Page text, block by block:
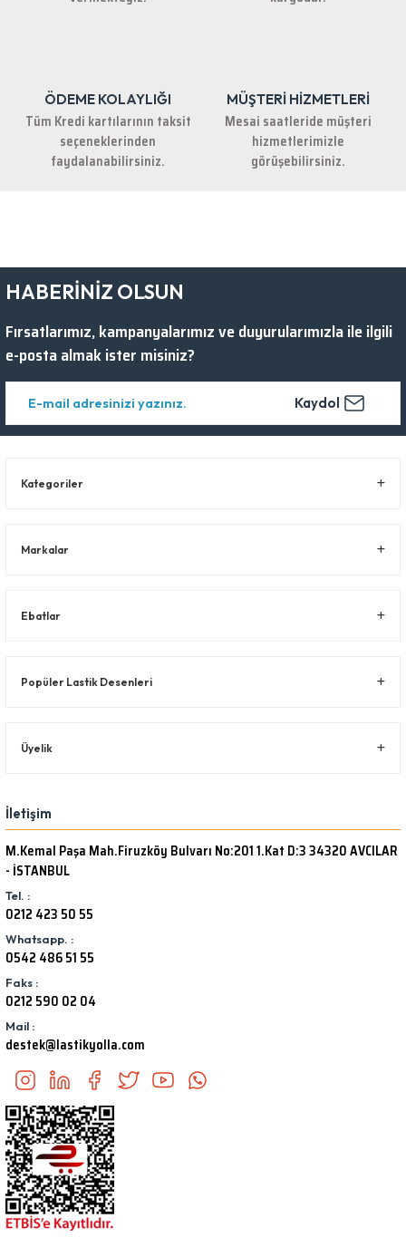
ÖDEME KOLAYLIĞI
Tüm Kredi kartılarının taksit
seçeneklerinden
faydalanabilirsiniz.
MÜŞTERİ HİZMETLERİ
Mesai saatleride müşteri
hizmetlerimizle
görüşebilirsiniz.
HABERİNİZ OLSUN
Fırsatlarımız, kampanyalarımız ve duyurularımızla ile ilgili
e-posta almak ister misiniz?
Kaydol
Kategoriler
Markalar
Ebatlar
Popüler Lastik Desenleri
Üyelik
İletişim
M.Kemal Paşa Mah.Firuzköy Bulvarı No:201 1.Kat D:3 34320 AVCILAR
- İSTANBUL
Tel. :
0212 423 50 55
Whatsapp. :
0542 486 51 55
Faks :
0212 590 02 04
Mail :
destek@lastikyolla.com